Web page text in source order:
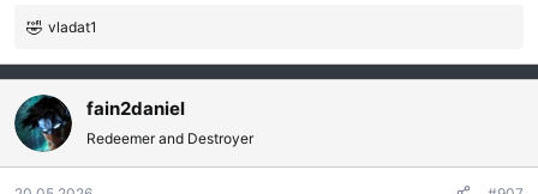
R
a
g
o
v
a
vladat1
fain2daniel
Redeemer and Destroyer